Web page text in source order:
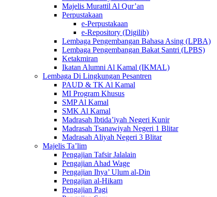
Majelis Murattil Al Qur’an
Perpustakaan
e-Perpustakaan
e-Repository (Digilib)
Lembaga Pengembangan Bahasa Asing (LPBA)
Lembaga Pengembangan Bakat Santri (LPBS)
Ketakmiran
Ikatan Alumni Al Kamal (IKMAL)
Lembaga Di Lingkungan Pesantren
PAUD & TK Al Kamal
MI Program Khusus
SMP Al Kamal
SMK Al Kamal
Madrasah Ibtida’iyah Negeri Kunir
Madrasah Tsanawiyah Negeri 1 Blitar
Madrasah Aliyah Negeri 3 Blitar
Majelis Ta’lim
Pengajian Tafsir Jalalain
Pengajian Ahad Wage
Pengajian Ihya’ Ulum al-Din
Pengajian al-Hikam
Pengajian Pagi